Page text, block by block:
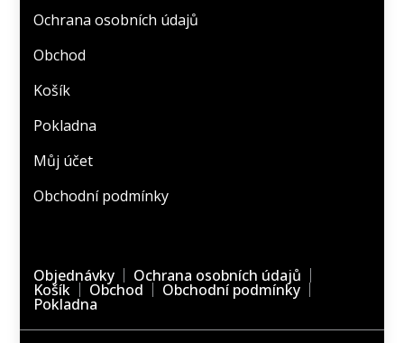
Ochrana osobních údajů
Obchod
Košík
Pokladna
Můj účet
Obchodní podmínky
Objednávky Ochrana osobních údajů
Košík Obchod Obchodní podmínky
Pokladna